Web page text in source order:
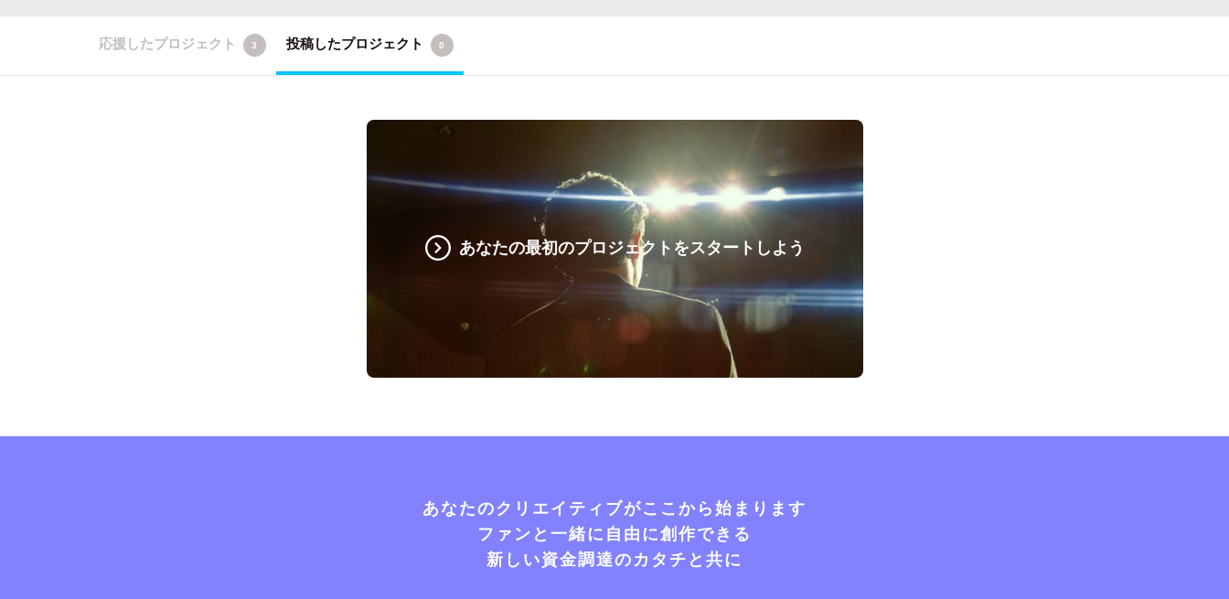
応援したプロジェクト 3 投稿したプロジェクト 0
あなたの最初のプロジェクトをスタートしよう
あなたのクリエイティブがここから始まります
ファンと一緒に自由に創作できる
新しい資金調達のカタチと共に